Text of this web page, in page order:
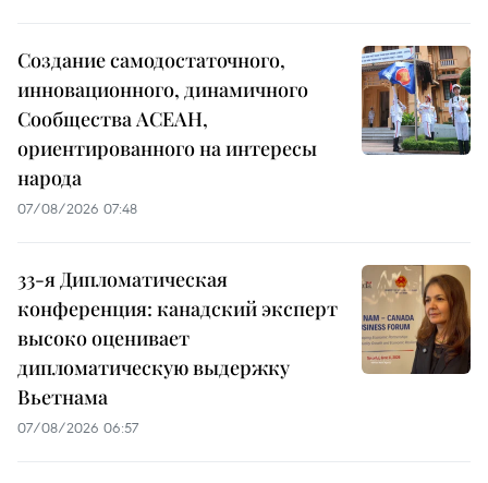
Создание самодостаточного,
инновационного, динамичного
Сообщества АСЕАН,
ориентированного на интересы
народа
07/08/2026 07:48
33-я Дипломатическая
конференция: канадский эксперт
высоко оценивает
дипломатическую выдержку
Вьетнама
07/08/2026 06:57